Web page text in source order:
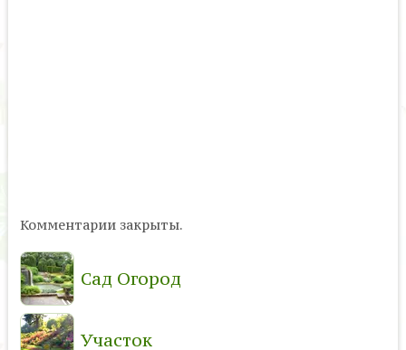
Комментарии закрыты.
Сад Огород
Участок